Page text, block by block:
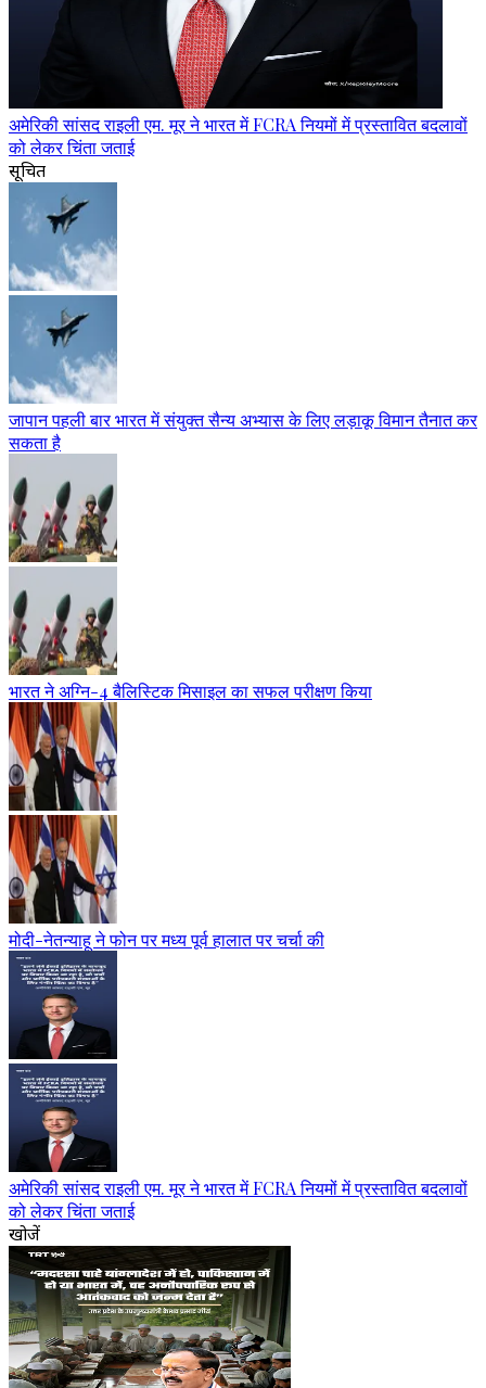
अमेरिकी सांसद राइली एम. मूर ने भारत में FCRA नियमों में प्रस्तावित बदलावों
को लेकर चिंता जताई
सूचित
जापान पहली बार भारत में संयुक्त सैन्य अभ्यास के लिए लड़ाकू विमान तैनात कर
सकता है
भारत ने अग्नि-4 बैलिस्टिक मिसाइल का सफल परीक्षण किया
मोदी-नेतन्याहू ने फोन पर मध्य पूर्व हालात पर चर्चा की
अमेरिकी सांसद राइली एम. मूर ने भारत में FCRA नियमों में प्रस्तावित बदलावों
को लेकर चिंता जताई
खोजें